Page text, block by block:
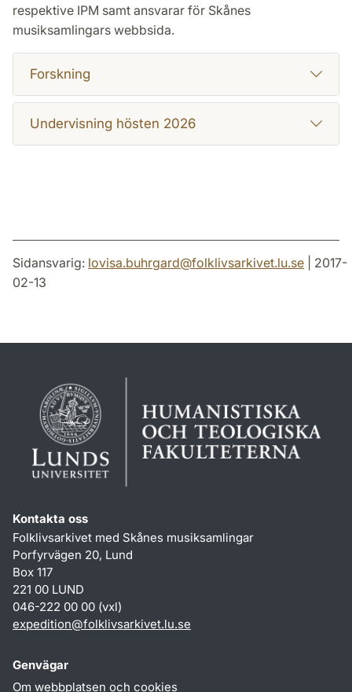
respektive IPM samt ansvarar för Skånes
musiksamlingars webbsida.
Forskning
Undervisning hösten 2026
Sidansvarig: lovisa.buhrgard@folklivsarkivet.lu.se | 2017-
02-13
Kontakta oss
Folklivsarkivet med Skånes musiksamlingar
Porfyrvägen 20, Lund
Box 117
221 00 LUND
046-222 00 00 (vxl)
expedition@folklivsarkivet.lu.se
Genvägar
Om webbplatsen och cookies